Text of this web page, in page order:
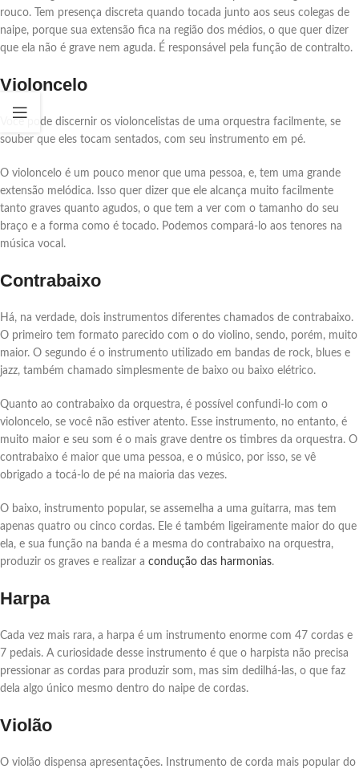
rouco. Tem presença discreta quando tocada junto aos seus colegas de
naipe, porque sua extensão fica na região dos médios, o que quer dizer
que ela não é grave nem aguda. É responsável pela função de contralto.
Violoncelo
Você pode discernir os violoncelistas de uma orquestra facilmente, se
souber que eles tocam sentados, com seu instrumento em pé.
O violoncelo é um pouco menor que uma pessoa, e, tem uma grande
extensão melódica. Isso quer dizer que ele alcança muito facilmente
tanto graves quanto agudos, o que tem a ver com o tamanho do seu
braço e a forma como é tocado. Podemos compará-lo aos tenores na
música vocal.
Contrabaixo
Há, na verdade, dois instrumentos diferentes chamados de contrabaixo.
O primeiro tem formato parecido com o do violino, sendo, porém, muito
maior. O segundo é o instrumento utilizado em bandas de rock, blues e
jazz, também chamado simplesmente de baixo ou baixo elétrico.
Quanto ao contrabaixo da orquestra, é possível confundi-lo com o
violoncelo, se você não estiver atento. Esse instrumento, no entanto, é
muito maior e seu som é o mais grave dentre os timbres da orquestra. O
contrabaixo é maior que uma pessoa, e o músico, por isso, se vê
obrigado a tocá-lo de pé na maioria das vezes.
O baixo, instrumento popular, se assemelha a uma guitarra, mas tem
apenas quatro ou cinco cordas. Ele é também ligeiramente maior do que
ela, e sua função na banda é a mesma do contrabaixo na orquestra,
produzir os graves e realizar a condução das harmonias.
Harpa
Cada vez mais rara, a harpa é um instrumento enorme com 47 cordas e
7 pedais. A curiosidade desse instrumento é que o harpista não precisa
pressionar as cordas para produzir som, mas sim dedilhá-las, o que faz
dela algo único mesmo dentro do naipe de cordas.
Violão
O violão dispensa apresentações. Instrumento de corda mais popular do